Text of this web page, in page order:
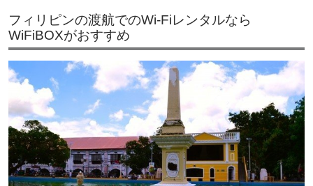
フィリピンの渡航でのWi-Fiレンタルなら
WiFiBOXがおすすめ